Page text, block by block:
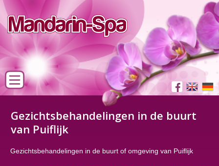
Gezichtsbehandelingen in de buurt
van Puiflijk
Gezichtsbehandelingen in de buurt of omgeving van Puiflijk